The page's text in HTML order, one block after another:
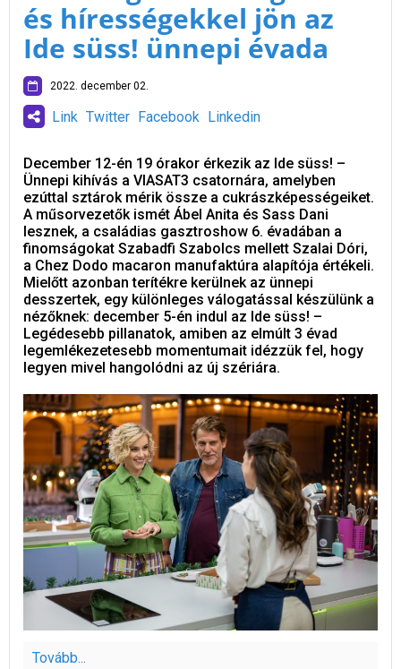
és hírességekkel jön az
Ide süss! ünnepi évada
2022. december 02.
Link Twitter Facebook Linkedin
December 12-én 19 órakor érkezik az Ide süss! –
Ünnepi kihívás a VIASAT3 csatornára, amelyben
ezúttal sztárok mérik össze a cukrászképességeiket.
A műsorvezetők ismét Ábel Anita és Sass Dani
lesznek, a családias gasztroshow 6. évadában a
finomságokat Szabadfi Szabolcs mellett Szalai Dóri,
a Chez Dodo macaron manufaktúra alapítója értékeli.
Mielőtt azonban terítékre kerülnek az ünnepi
desszertek, egy különleges válogatással készülünk a
nézőknek: december 5-én indul az Ide süss! –
Legédesebb pillanatok, amiben az elmúlt 3 évad
legemlékezetesebb momentumait idézzük fel, hogy
legyen mivel hangolódni az új szériára.
Tovább...